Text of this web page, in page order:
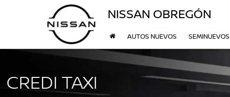
NISSAN OBREGÓN
AUTOS NUEVOS SEMINUEVOS
CREDI TAXI